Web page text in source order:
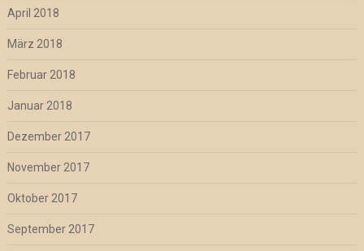
April 2018
März 2018
Februar 2018
Januar 2018
Dezember 2017
November 2017
Oktober 2017
September 2017